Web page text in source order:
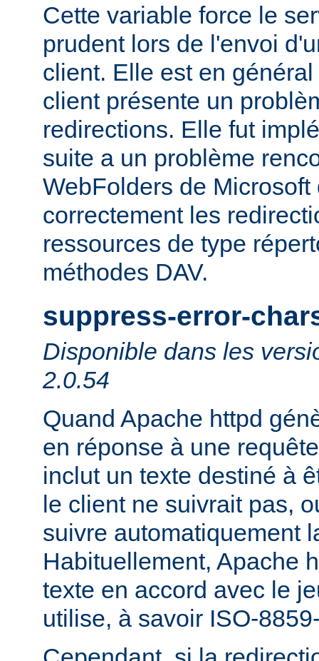
Cette variable force le
prudent lors de l'envoi
client. Elle est en
client présente un
redirections. Elle fut
suite a un problème
WebFolders de
correctement les
ressources de type
méthodes DAV.
suppress-error-
Disponible dans les
2.0.54
Quand Apache httpd
en réponse à une
inclut un texte destiné à
le client ne suivrait pas,
suivre automatiquement
Habituellement, Apache
texte en accord avec le
utilise, à savoir ISO-